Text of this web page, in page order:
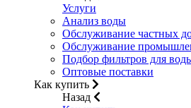
Услуги
Анализ воды
Обслуживание частных
Обслуживание
Подбор фильтров для
Оптовые поставки
Как купить
Назад